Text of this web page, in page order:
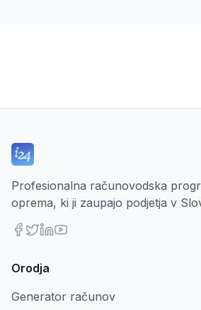
Profesionalna računovodska
oprema, ki ji zaupajo podjetja v
Orodja
Generator računov